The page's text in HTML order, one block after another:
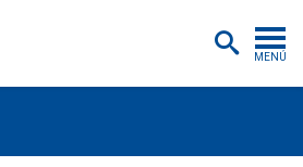
MENÚ
y diplomados